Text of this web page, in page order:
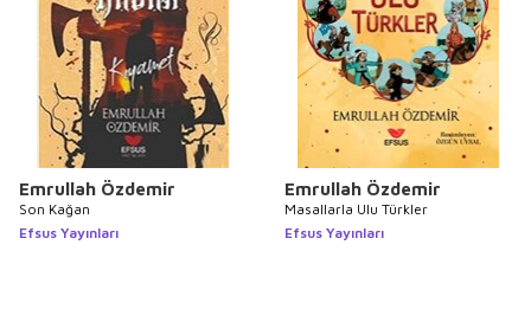
Emrullah Özdemir
Son Kağan
Efsus Yayınları
Emrullah Özdemir
Masallarla Ulu Türkler
Efsus Yayınları